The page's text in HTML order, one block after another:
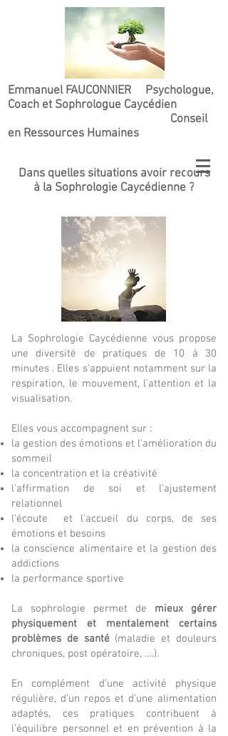
Emmanuel FAUCONNIER Psychologue,
Coach et Sophrologue Caycédien
Conseil
en Ressources Humaines
Dans quelles situations avoir recours
à la Sophrologie Caycédienne ?
La Sophrologie Caycédienne vous propose
une diversité de pratiques de 10 à 30
minutes . Elles s'appuient notamment sur la
respiration, le mouvement, l'attention et la
visualisation.
Elles vous accompagnent sur :
la gestion des émotions et l'amélioration du
sommeil
la concentration et la créativité
l'affirmation de soi et l'ajustement
relationnel
l'écoute et l'accueil du corps, de ses
émotions et besoins
la conscience alimentaire et la gestion des
addictions
la performance sportive
La sophrologie permet de mieux gérer
physiquement et mentalement certains
problèmes de santé(maladie et douleurs
chroniques, post opératoire, ….).
En complément d’une activité physique
régulière, d’un repos et d’une alimentation
adaptés, ces pratiques contribuent à
l’équilibre personnel et en prévention à la